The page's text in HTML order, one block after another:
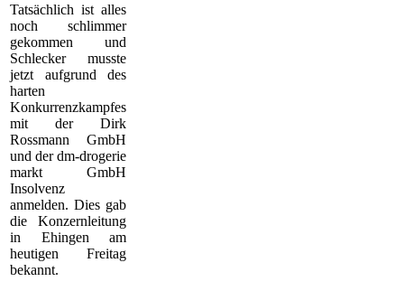
Tatsächlich ist alles
noch schlimmer
gekommen und
Schlecker musste
jetzt aufgrund des
harten
Konkurrenzkampfes
mit der Dirk
Rossmann GmbH
und der dm-drogerie
markt GmbH
Insolvenz
anmelden. Dies gab
die Konzernleitung
in Ehingen am
heutigen Freitag
bekannt.